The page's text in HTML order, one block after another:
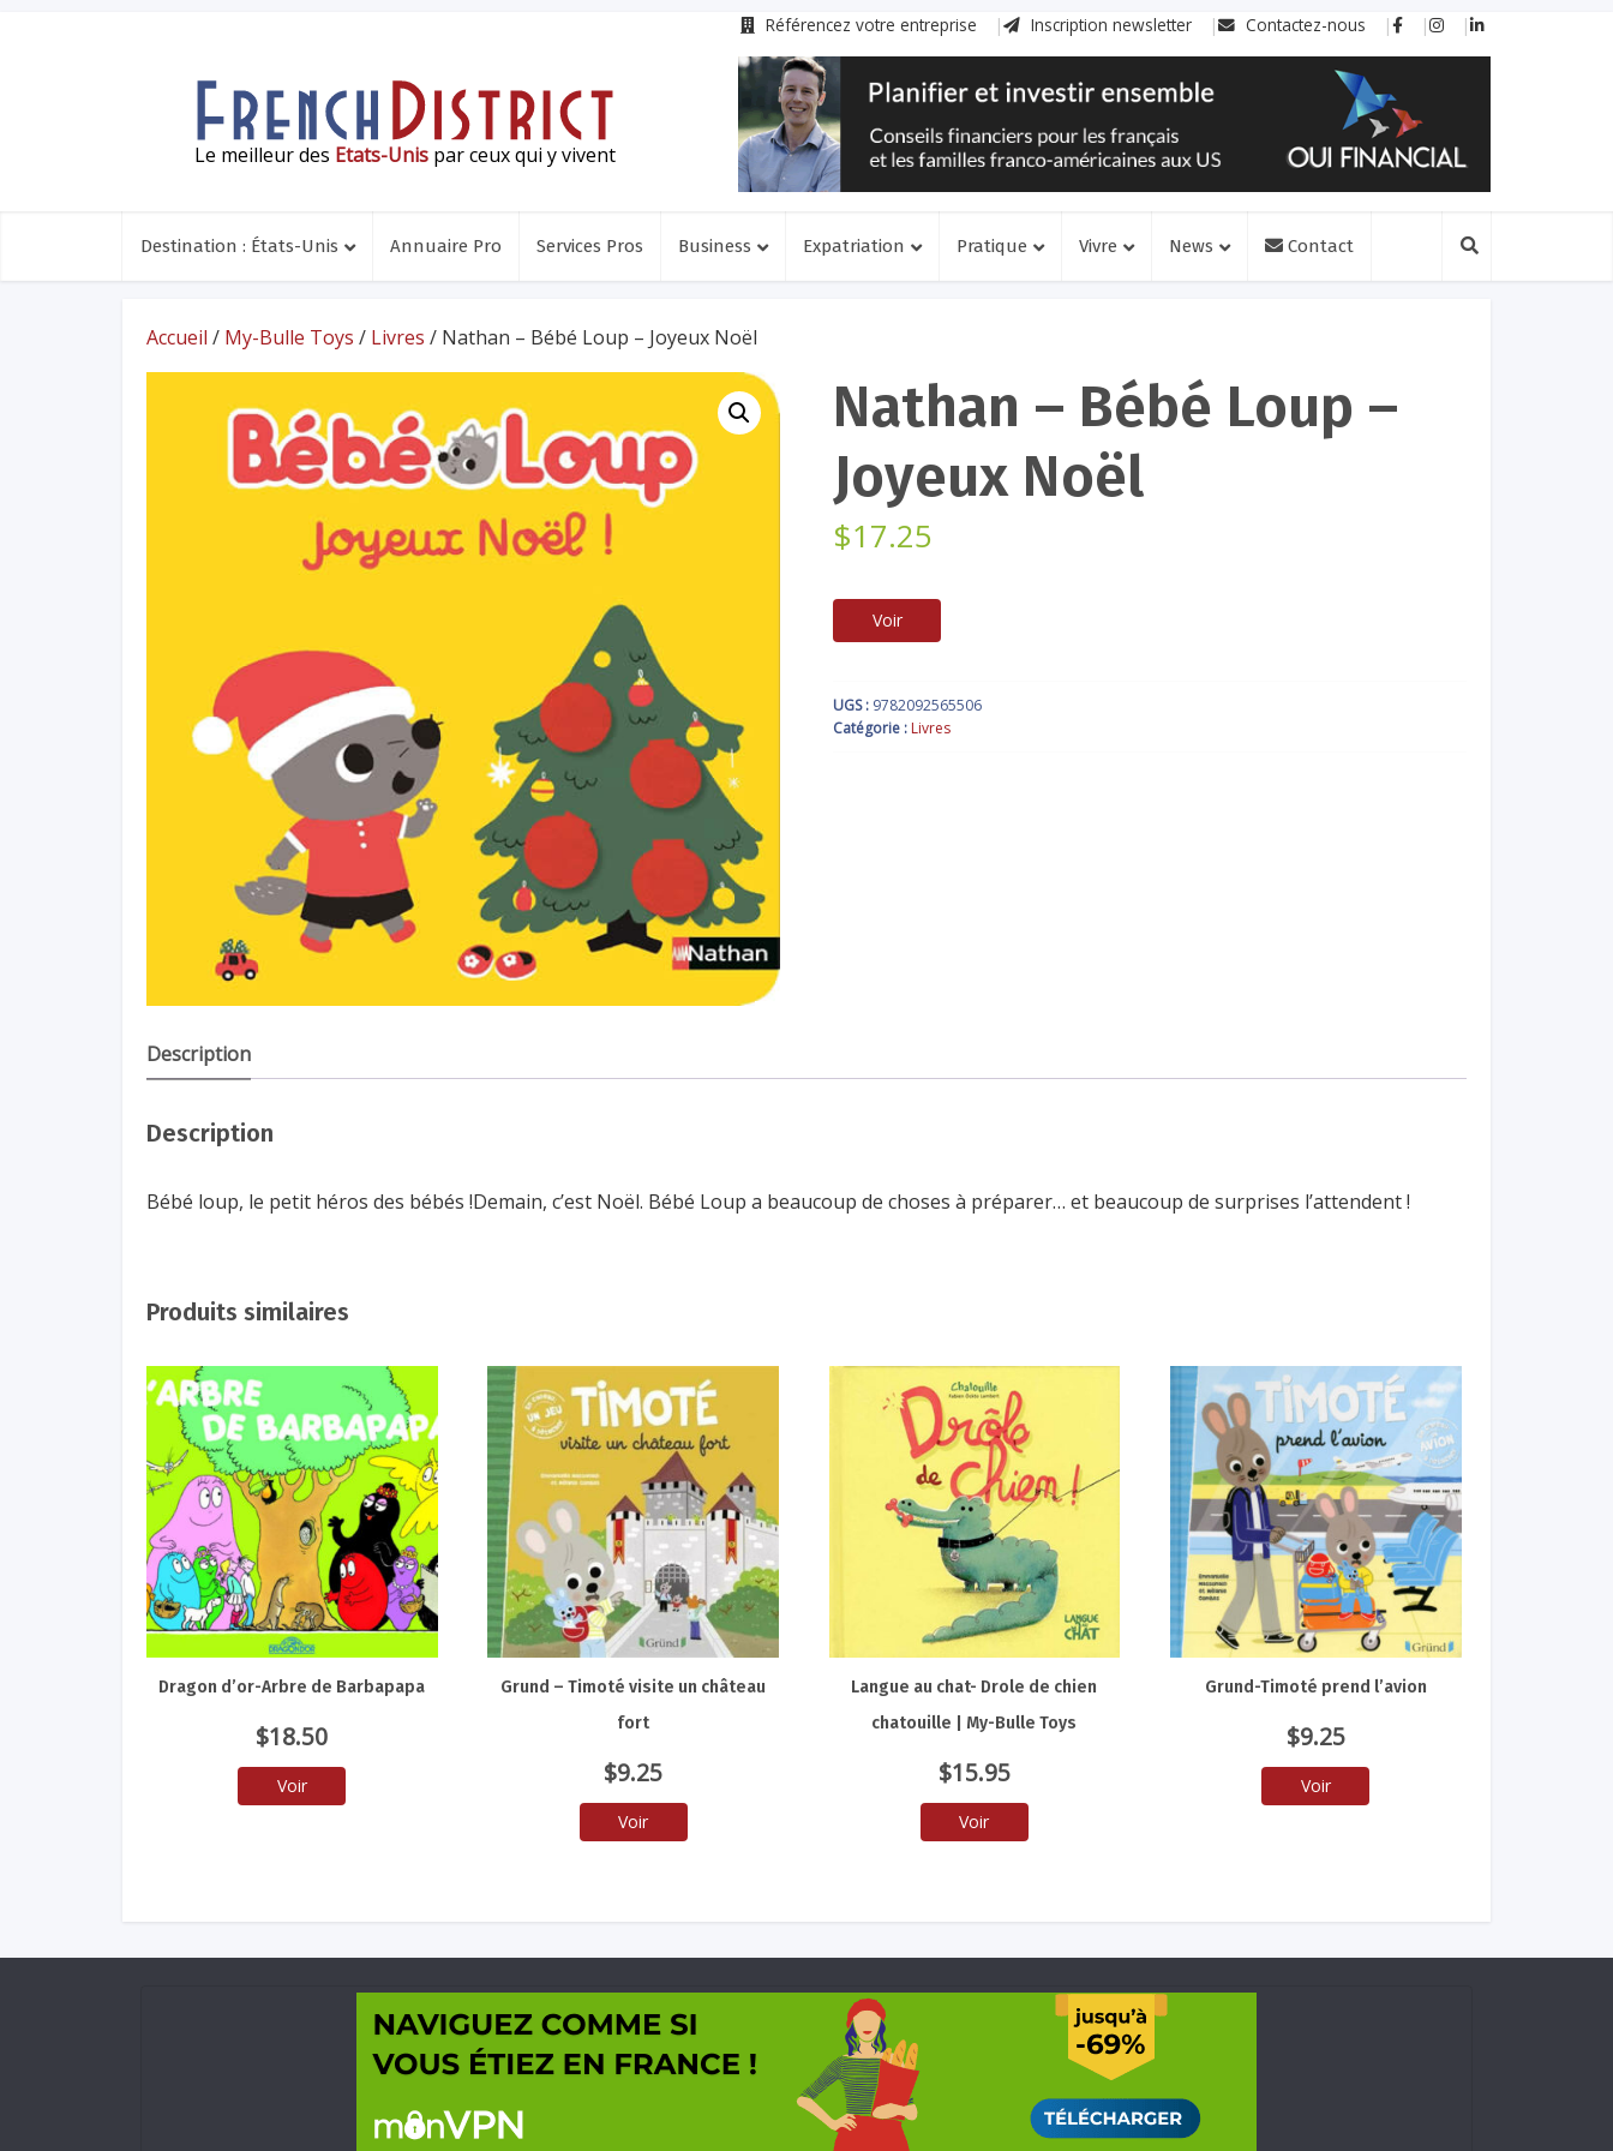
Référencez votre entreprise Inscription newsletter Contactez-nous
Le meilleur des Etats-Unis par ceux qui y vivent
Destination : États-Unis Annuaire Pro Services Pros Business Expatriation Pratique Vivre News Contact
Accueil / My-Bulle Toys / Livres / Nathan – Bébé Loup – Joyeux Noël
Nathan – Bébé Loup –
Joyeux Noël
$17.25
Voir
UGS : 9782092565506
Catégorie : Livres
Description
Description
Bébé loup, le petit héros des bébés !Demain, c’est Noël. Bébé Loup a beaucoup de choses à préparer… et beaucoup de surprises l’attendent !
Produits similaires
Dragon d’or-Arbre de Barbapapa
$18.50
Voir
Grund – Timoté visite un château
fort
$9.25
Voir
Langue au chat- Drole de chien
chatouille | My-Bulle Toys
$15.95
Voir
Grund-Timoté prend l’avion
$9.25
Voir